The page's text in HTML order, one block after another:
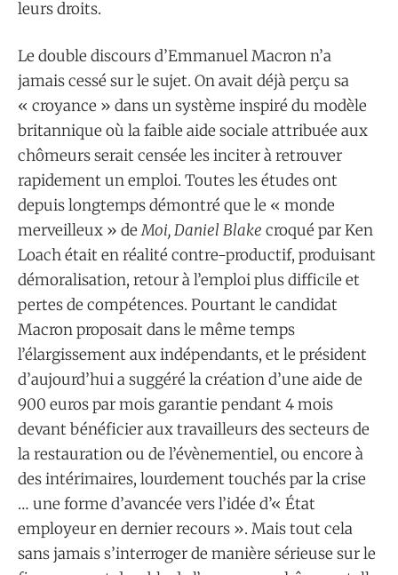
leurs droits.
Le double discours d’Emmanuel Macron n’a
jamais cessé sur le sujet. On avait déjà perçu sa
« croyance » dans un système inspiré du modèle
britannique où la faible aide sociale attribuée aux
chômeurs serait censée les inciter à retrouver
rapidement un emploi. Toutes les études ont
depuis longtemps démontré que le « monde
merveilleux » deMoi, Daniel Blake croqué par Ken
Loach était en réalité contre-productif, produisant
démoralisation, retour à l’emploi plus difficile et
pertes de compétences. Pourtant le candidat
Macron proposait dans le même temps
l’élargissement aux indépendants, et le président
d’aujourd’hui a suggéré la création d’une aide de
900 euros par mois garantie pendant 4 mois
devant bénéficier aux travailleurs des secteurs de
la restauration ou de l’évènementiel, ou encore à
des intérimaires, lourdement touchés par la crise
… une forme d’avancée vers l’idée d’« État
employeur en dernier recours ». Mais tout cela
sans jamais s’interroger de manière sérieuse sur le